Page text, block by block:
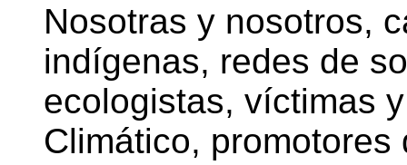
Nosotras y nosotros,
indígenas, redes de
ecologistas, víctimas
Climático,